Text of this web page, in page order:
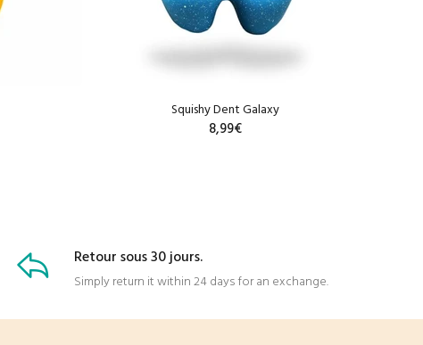
Squishy Dent Galaxy
8,99€
Retour sous 30 jours.
Simply return it within 24 days for an exchange.